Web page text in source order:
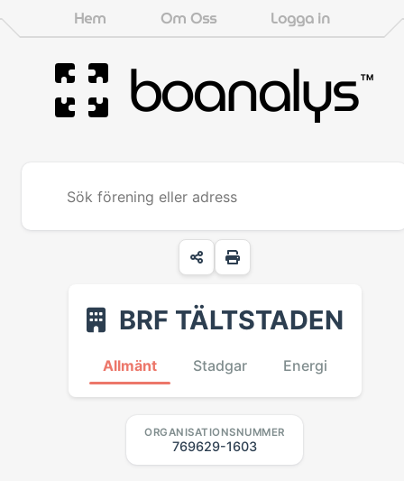
Hem Om Oss Logga in
boanalys™
BRF TÄLTSTADEN
Allmänt Stadgar Energi
ORGANISATIONSNUMMER
769629-1603